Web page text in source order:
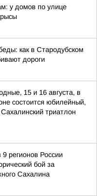
у домов по улице
как в Стародубском
дороги
15 и 16 августа, в
состоится юбилейный,
триатлон
9 регионов России
бой за
Сахалина